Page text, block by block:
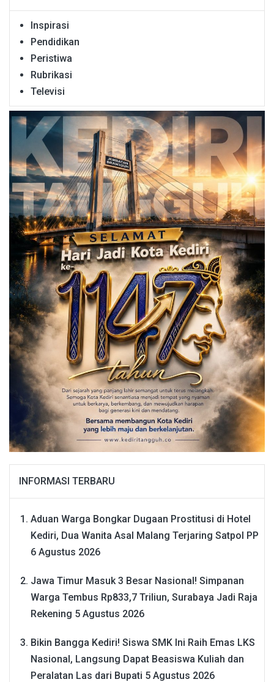
Inspirasi
Pendidikan
Peristiwa
Rubrikasi
Televisi
INFORMASI TERBARU
Aduan Warga Bongkar Dugaan Prostitusi di Hotel
Kediri, Dua Wanita Asal Malang Terjaring Satpol PP
6 Agustus 2026
Jawa Timur Masuk 3 Besar Nasional! Simpanan
Warga Tembus Rp833,7 Triliun, Surabaya Jadi Raja
Rekening 5 Agustus 2026
Bikin Bangga Kediri! Siswa SMK Ini Raih Emas LKS
Nasional, Langsung Dapat Beasiswa Kuliah dan
Peralatan Las dari Bupati 5 Agustus 2026